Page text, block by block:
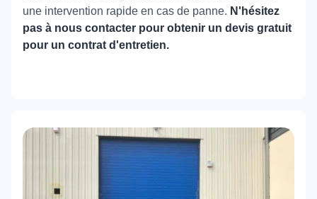
une intervention rapide en cas de panne. N'hésitez
pas à nous contacter pour obtenir un devis gratuit
pour un contrat d'entretien.